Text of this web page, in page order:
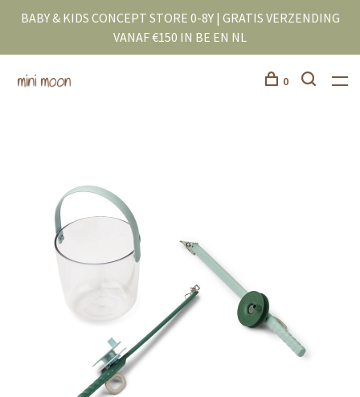
BABY & KIDS CONCEPT STORE 0-8Y | GRATIS VERZENDING
VANAF €150 IN BE EN NL
0